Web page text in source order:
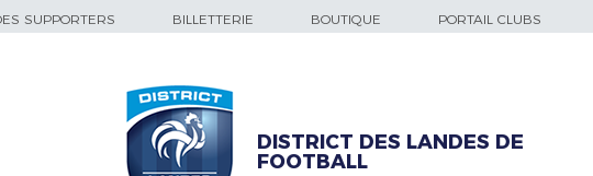
SUPPORTERS BILLETTERIE BOUTIQUE PORTAIL CLUBS
DISTRICT DES LANDES DE
FOOTBALL